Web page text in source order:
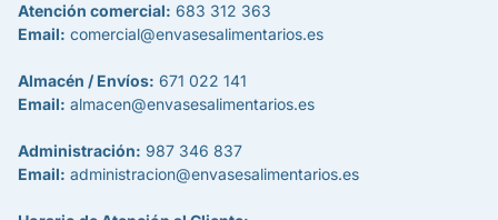
Atención comercial: 683 312 363
Email: comercial@envasesalimentarios.es
Almacén / Envíos: 671 022 141
Email: almacen@envasesalimentarios.es
Administración: 987 346 837
Email: administracion@envasesalimentarios.es